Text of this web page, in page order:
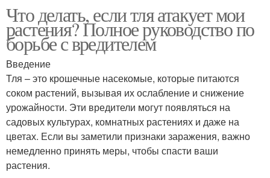
Что делать, если тля атакует мои
растения? Полное руководство по
борьбе с вредителем
Введение
Тля – это крошечные насекомые, которые питаются
соком растений, вызывая их ослабление и снижение
урожайности. Эти вредители могут появляться на
садовых культурах, комнатных растениях и даже на
цветах. Если вы заметили признаки заражения, важно
немедленно принять меры, чтобы спасти ваши
растения.